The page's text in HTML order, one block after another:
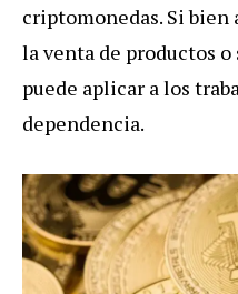
criptomonedas. Si bien
la venta de productos
puede aplicar a los
dependencia.